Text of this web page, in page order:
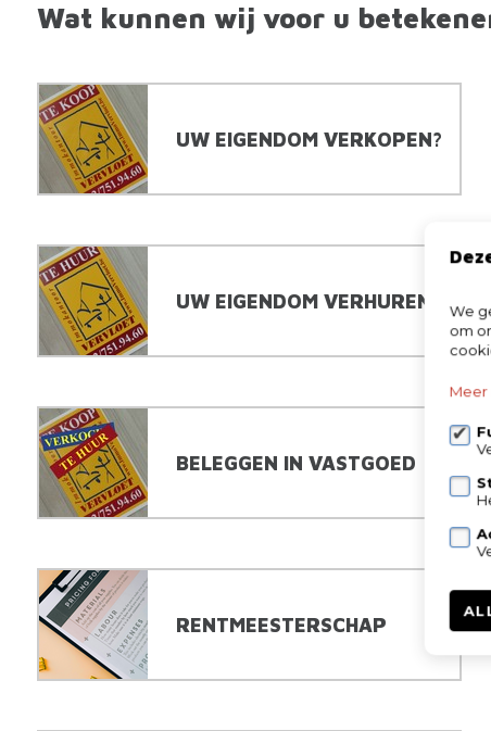
Wat kunnen wij voor u
UW EIGENDOM VERKOPEN?
UW EIGENDOM VERHUREN?
BELEGGEN IN VASTGOED
RENTMEESTERSCHAP
We
om
Meer